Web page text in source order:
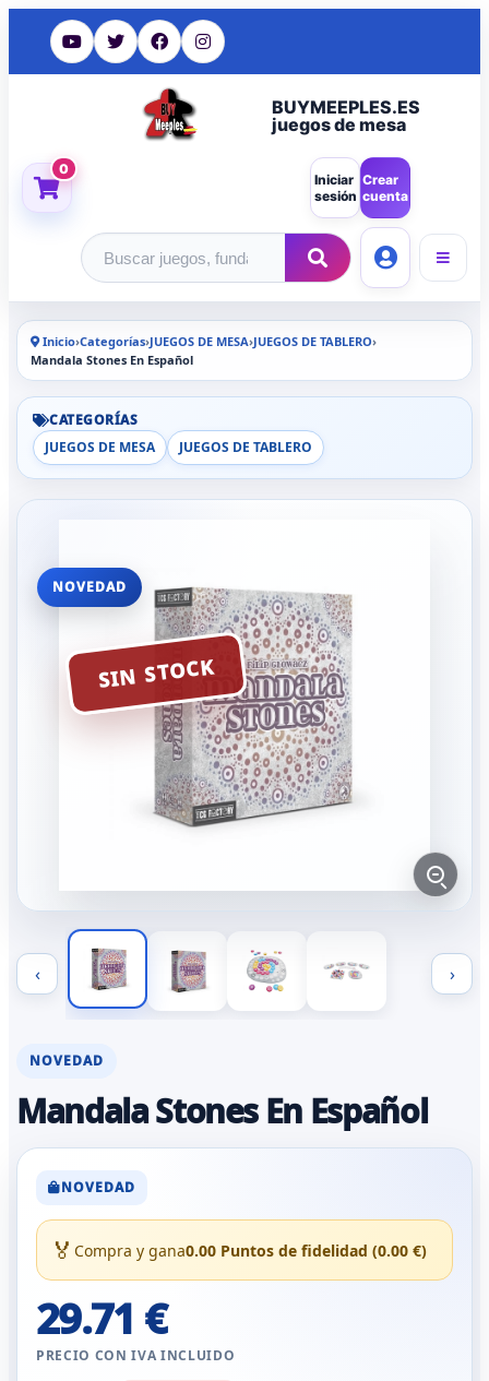
BUYMEEPLES.ES
juegos de mesa
0
Iniciar
sesión
Crear
cuenta
Buscar productos
Inicio›Categorías›JUEGOS DE MESA›JUEGOS DE TABLERO›
Mandala Stones En Español
CATEGORÍAS
JUEGOS DE MESA
JUEGOS DE TABLERO
NOVEDAD
SIN STOCK
‹ ›
NOVEDAD
Mandala Stones En Español
NOVEDAD
🏅 Compra y gana0.00 Puntos de fidelidad (0.00 €)
29.71 €
PRECIO CON IVA INCLUIDO